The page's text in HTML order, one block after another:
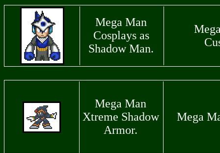
Mega Man
Cosplays as
Shadow Man.
Mega Man
Xtreme Shadow
Armor.
Mega